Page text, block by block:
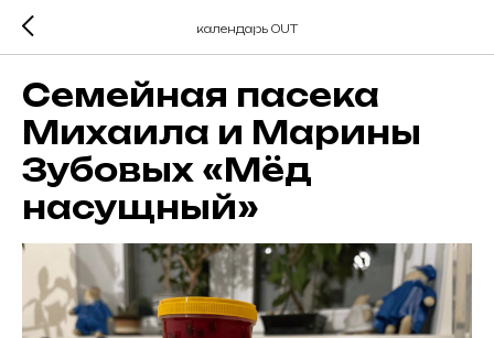
календарь OUT
Семейная пасека
Михаила и Марины
Зубовых «Мёд
насущный»